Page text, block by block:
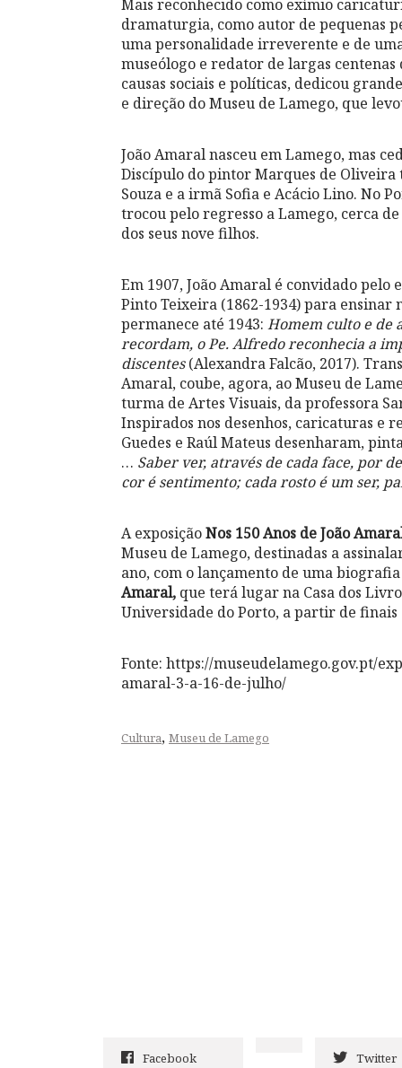
Mais reconhecido como exímio
dramaturgia, como autor de pequenas
uma personalidade irreverente e de
museólogo e redator de largas
causas sociais e políticas, dedicou
e direção do Museu de Lamego, que
João Amaral nasceu em Lamego, mas
Discípulo do pintor Marques de Oliveira
Souza e a irmã Sofia e Acácio Lino. No
trocou pelo regresso a Lamego, cerca
dos seus nove filhos.
Em 1907, João Amaral é convidado
Pinto Teixeira (1862-1934) para ensinar
permanece até 1943: Homem culto e de
recordam, o Pe. Alfredo reconhecia a
discentes(Alexandra Falcão, 2017).
Amaral, coube, agora, ao Museu de
turma de Artes Visuais, da professora
Inspirados nos desenhos, caricaturas e
Guedes e Raúl Mateus desenharam,
… Saber ver, através de cada face, por
cor é sentimento; cada rosto é um ser,
A exposiçãoNos 150 Anos de João
Museu de Lamego, destinadas a
ano, com o lançamento de uma
Amaral, que terá lugar na Casa dos
Universidade do Porto, a partir de
Fonte: https://museudelamego.gov.pt/
amaral-3-a-16-de-julho/
Cultura, Museu de Lamego
Facebook Twitter